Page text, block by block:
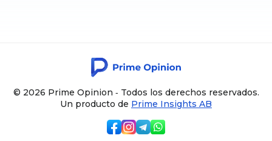
© 2026 Prime Opinion ‐ Todos los derechos reservados.
Un producto de Prime Insights AB